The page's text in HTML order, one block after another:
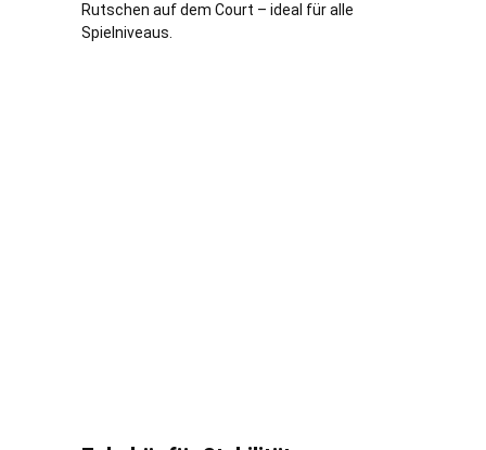
Rutschen auf dem Court – ideal für alle
Spielniveaus.